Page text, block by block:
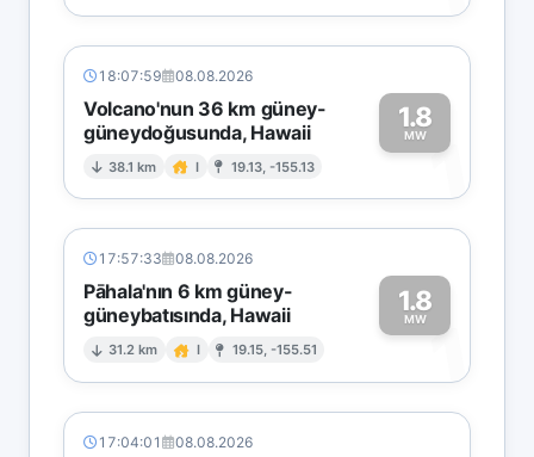
18:07:59 08.08.2026
Volcano'nun 36 km güney-
güneydoğusunda, Hawaii
38.1 km I 19.13, -155.13
1.8
MW1
17:57:33 08.08.2026
Pāhala'nın 6 km güney-
güneybatısında, Hawaii
31.2 km I 19.15, -155.51
1.8
MW1
17:04:01 08.08.2026